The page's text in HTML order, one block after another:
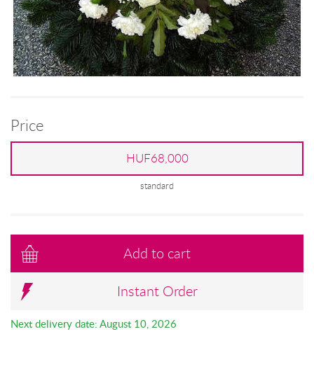
Price
HUF68,000
standard
Add to cart
Instant Order
Next delivery date: August 10, 2026